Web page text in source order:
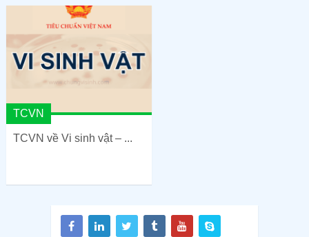
TCVN
TCVN về Vi sinh vật – ...